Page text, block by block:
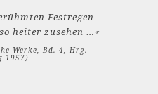
Festregen
heiter zusehen …«
Werke, Bd. 4, Hrg.
1957)